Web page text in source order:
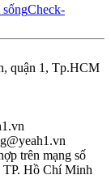
Check-
quận 1, Tp.HCM
trên mạng số
Hồ Chí Minh